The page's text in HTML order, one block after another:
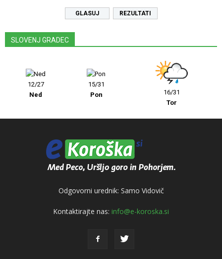
REZULTATI
SLOVENJ GRADEC
12/27
Ned
15/31
Pon
16/31
Tor
Odgovorni urednik: Samo Vidovič
Kontaktirajte nas: info@e-koroska.si